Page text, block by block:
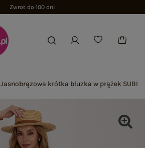
Zwrot do 100 dni
Jasnobrązowa krótka bluzka w prążek